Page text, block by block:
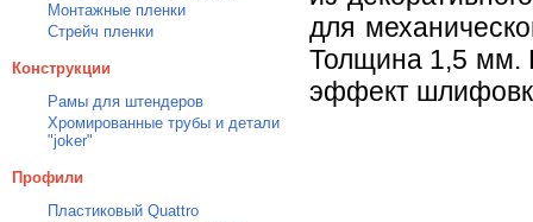
Монтажные пленки
Стрейч пленки
Конструкции
Рамы для штендеров
Хромированные трубы и детали
"joker"
Профили
Пластиковый Quattro
для
Толщина 1,5 мм.
эффект